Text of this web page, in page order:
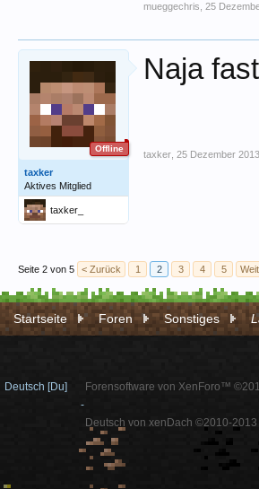
mueggechris 25
Offline
taxker
Aktives Mitglied
taxker_
Naja
taxker 25 Dezember 2013
Seite 2 von 5 < Zurück 1 2 3 4 5
Startseite Foren Sonstiges
Deutsch [Du]
Forensoftware von XenForo™
-
Deutsch von xenDach ©2010-2013